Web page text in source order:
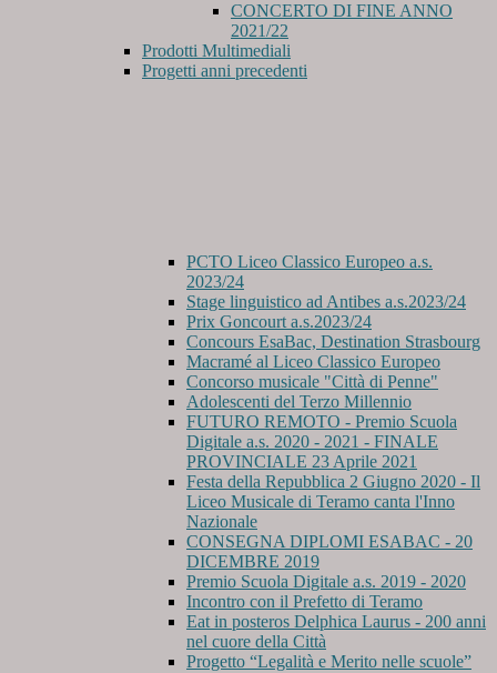
CONCERTO DI FINE ANNO
2021/22
Prodotti Multimediali
Progetti anni precedenti
PCTO Liceo Classico Europeo a.s.
2023/24
Stage linguistico ad Antibes a.s.2023/24
Prix Goncourt a.s.2023/24
Concours EsaBac, Destination Strasbourg
Macramé al Liceo Classico Europeo
Concorso musicale "Città di Penne"
Adolescenti del Terzo Millennio
FUTURO REMOTO - Premio Scuola
Digitale a.s. 2020 - 2021 - FINALE
PROVINCIALE 23 Aprile 2021
Festa della Repubblica 2 Giugno 2020 - Il
Liceo Musicale di Teramo canta l'Inno
Nazionale
CONSEGNA DIPLOMI ESABAC - 20
DICEMBRE 2019
Premio Scuola Digitale a.s. 2019 - 2020
Incontro con il Prefetto di Teramo
Eat in posteros Delphica Laurus - 200 anni
nel cuore della Città
Progetto “Legalità e Merito nelle scuole”